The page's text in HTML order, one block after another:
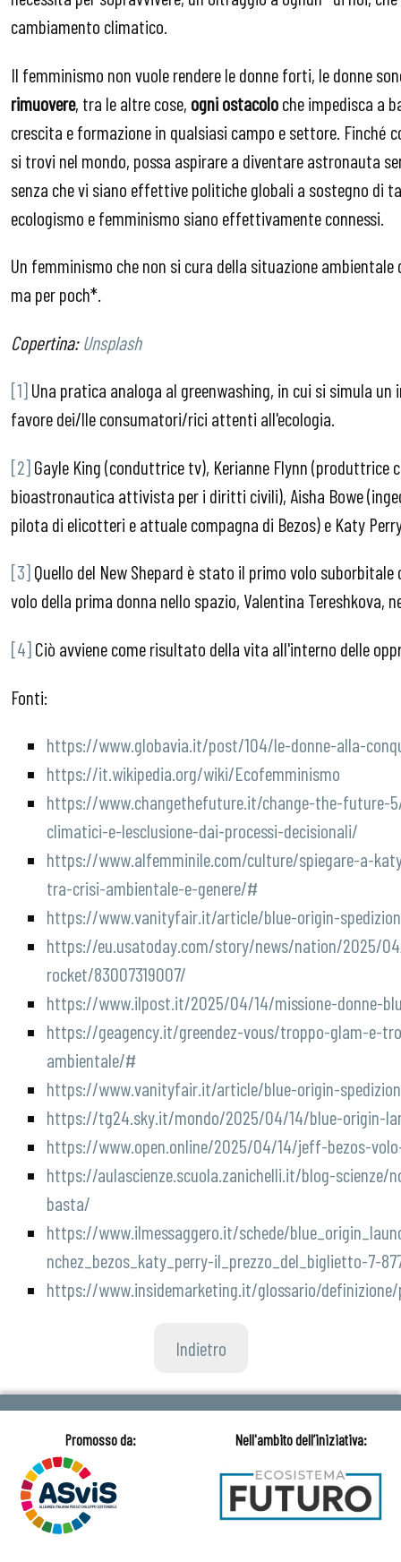
cambiamento climatico.
Il femminismo non vuole rendere le donne forti, le donne
rimuovere, tra le altre cose, ogni ostacoloche impedisca a
crescita e formazione in qualsiasi campo e settore. Finché
si trovi nel mondo, possa aspirare a diventare astronauta
senza che vi siano effettive politiche globali a sostegno di
ecologismo e femminismo siano effettivamente connessi.
Un femminismo che non si cura della situazione ambientale
ma per poch*.
Copertina:Unsplash
[1]Una pratica analoga al greenwashing, in cui si simula
favore dei/lle consumatori/rici attenti all'ecologia.
[2]Gayle King (conduttrice tv), Kerianne Flynn
bioastronautica attivista per i diritti civili), Aisha Bowe
pilota di elicotteri e attuale compagna di Bezos) e Katy
[3]Quello del New Shepard è stato il primo volo
volo della prima donna nello spazio, Valentina Tereshkova,
[4]Ciò avviene come risultato della vita all'interno delle
Fonti:
https://www.globavia.it/post/104/le-donne-alla-
https://it.wikipedia.org/wiki/Ecofemminismo
https://www.changethefuture.it/change-the-future-
climatici-e-lesclusione-dai-processi-decisionali/
https://www.alfemminile.com/culture/spiegare-a-
tra-crisi-ambientale-e-genere/#
https://www.vanityfair.it/article/blue-origin-
https://eu.usatoday.com/story/news/nation/2025/
rocket/83007319007/
https://www.ilpost.it/2025/04/14/missione-donne-
https://geagency.it/greendez-vous/troppo-glam-e-
ambientale/#
https://www.vanityfair.it/article/blue-origin-
https://tg24.sky.it/mondo/2025/04/14/blue-origin-
https://www.open.online/2025/04/14/jeff-bezos-
https://aulascienze.scuola.zanichelli.it/blog-
basta/
https://www.ilmessaggero.it/schede/
nchez_bezos_katy_perry-il_prezzo_del_biglietto-7-
https://www.insidemarketing.it/glossario/
Indietro